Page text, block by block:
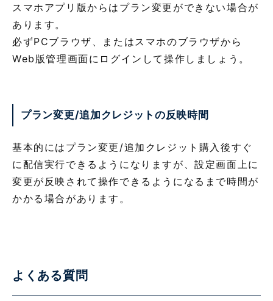
スマホアプリ版からはプラン変更ができない場合が
あります。
必ずPCブラウザ、またはスマホのブラウザから
Web版管理画面にログインして操作しましょう。
プラン変更/追加クレジットの反映時間
基本的にはプラン変更/追加クレジット購入後すぐ
に配信実行できるようになりますが、設定画面上に
変更が反映されて操作できるようになるまで時間が
かかる場合があります。
よくある質問